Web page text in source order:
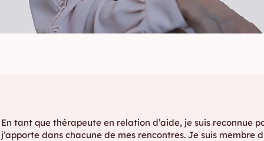
En tant que thérapeute en relation d’aide, je suis reconnue
j’apporte dans chacune de mes rencontres. Je suis